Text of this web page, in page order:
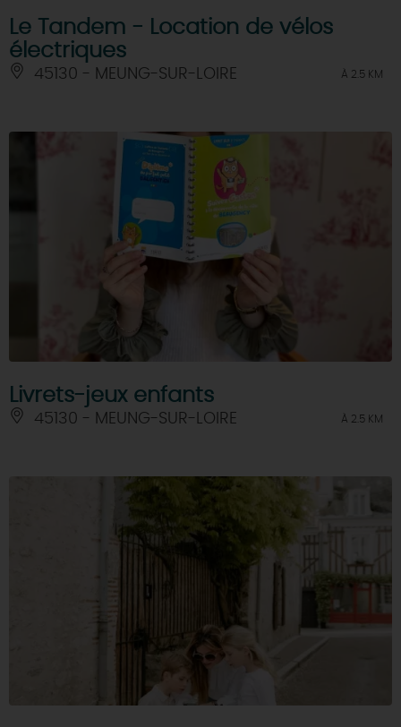
Le Tandem - Location de vélos
électriques
45130 - MEUNG-SUR-LOIRE À 2.5 KM
Livrets-jeux enfants
45130 - MEUNG-SUR-LOIRE À 2.5 KM